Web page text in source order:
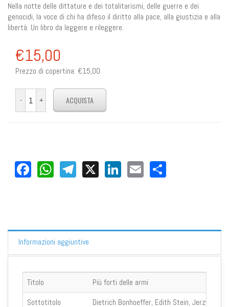
Nella notte delle dittature e dei totalitarismi, delle guerre e dei
genocidi, la voce di chi ha difeso il diritto alla pace, alla giustizia e alla
libertà. Un libro da leggere e rileggere.
€15,00
Prezzo di copertina: €15,00
Facebook
WhatsApp
Telegram
X LinkedIn
Email
Informazioni aggiuntive
Titolo
Più forti delle armi
Sottotitolo
Dietrich Bonhoeffer, Edith Stein, Jerzy